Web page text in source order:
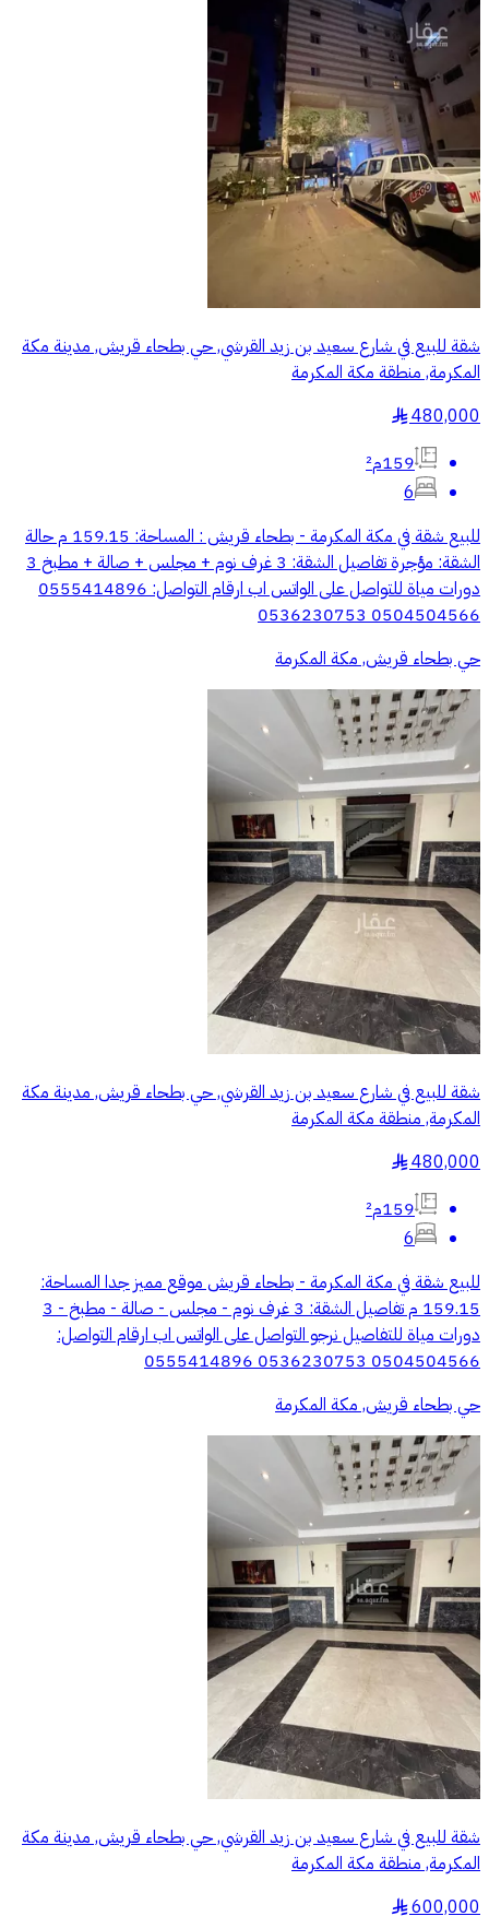
شقة للبيع في شارع سعيد بن زيد القرشي, حي بطحاء قريش, مدينة مكة
المكرمة, منطقة مكة المكرمة
480,000
§
159م²
6
للبيع شقة في مكة المكرمة - بطحاء قريش : المساحة: 159.15 م حالة
الشقة: مؤجرة تفاصيل الشقة: 3 غرف نوم + مجلس + صالة + مطبخ 3
دورات مياة للتواصل على الواتس اب ارقام التواصل: ‭0555414896‬
‭0536230753‬ ‭0504504566‬
حي بطحاء قريش, مكة المكرمة
شقة للبيع في شارع سعيد بن زيد القرشي, حي بطحاء قريش, مدينة مكة
المكرمة, منطقة مكة المكرمة
480,000
§
159م²
6
للبيع شقة في مكة المكرمة - بطحاء قريش موقع مميز جدا المساحة:
159.15 م تفاصيل الشقة: 3 غرف نوم - مجلس - صالة - مطبخ - 3
دورات مياة للتفاصيل نرجو التواصل على الواتس اب ارقام التواصل:
‭0555414896‬ ‭0536230753‬ ‭0504504566‬
حي بطحاء قريش, مكة المكرمة
شقة للبيع في شارع سعيد بن زيد القرشي, حي بطحاء قريش, مدينة مكة
المكرمة, منطقة مكة المكرمة
600,000
§